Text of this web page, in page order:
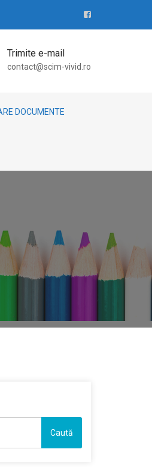
Trimite e-mail
contact@scim-vivid.ro
DOCUMENTE